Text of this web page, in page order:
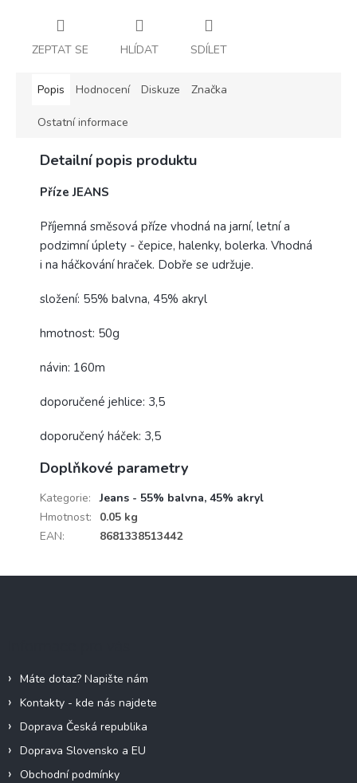
ZEPTAT SE HLÍDAT SDÍLET
Popis Hodnocení Diskuze Značka
Ostatní informace
Detailní popis produktu
Příze JEANS
Příjemná směsová příze vhodná na jarní, letní a
podzimní úplety - čepice, halenky, bolerka. Vhodná
i na háčkování hraček. Dobře se udržuje.
složení: 55% balvna, 45% akryl
hmotnost: 50g
návin: 160m
doporučené jehlice: 3,5
doporučený háček: 3,5
Doplňkové parametry
Kategorie:
Jeans - 55% balvna, 45% akryl
Hmotnost:
0.05 kg
EAN: 8681338513442
Máte dotaz? Napište nám
Kontakty - kde nás najdete
Doprava Česká republika
Doprava Slovensko a EU
Obchodní podmínky